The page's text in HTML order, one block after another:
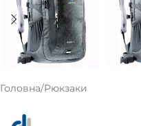
Головна/Рюкзаки